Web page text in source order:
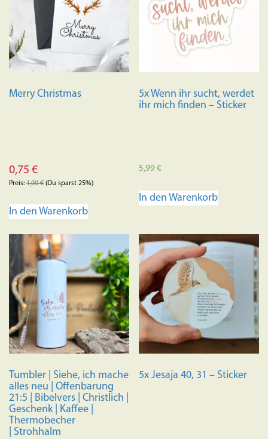
Merry Christmas
0,75 €
Preis: 1,00€ (Du sparst 25%)
In den Warenkorb
5x Wenn ihr sucht, werdet
ihr mich finden – Sticker
5,99€
In den Warenkorb
Tumbler | Siehe, ich mache
alles neu | Offenbarung
21:5 | Bibelvers | Christlich |
Geschenk | Kaffee |
Thermobecher
| Strohhalm
5x Jesaja 40, 31 – Sticker